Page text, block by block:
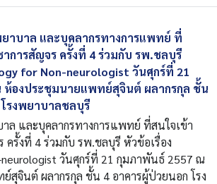
าบาล และบุคลากรทางการแพทย์ ที่
การสัญจร ครั้งที่ 4 ร่วมกับ รพ.ชลบุรี
for Non-neurologist วันศุกร์ที่ 21
องประชุมนายแพทย์สุจินต์ ผลากรกุล ชั้น
รงพยาบาลชลบุรี
และบุคลากรทางการแพทย์ ที่สนใจเข้า
ครั้งที่ 4 ร่วมกับ รพ.ชลบุรี หัวข้อเรื่อง
neurologist วันศุกร์ที่ 21 กุมภาพันธ์ 2557 ณ
จินต์ ผลากรกุล ชั้น 4 อาคารผู้ป่วยนอก โรง